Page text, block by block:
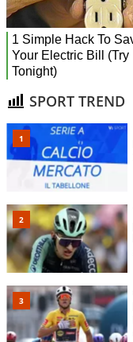
SPORT TREND